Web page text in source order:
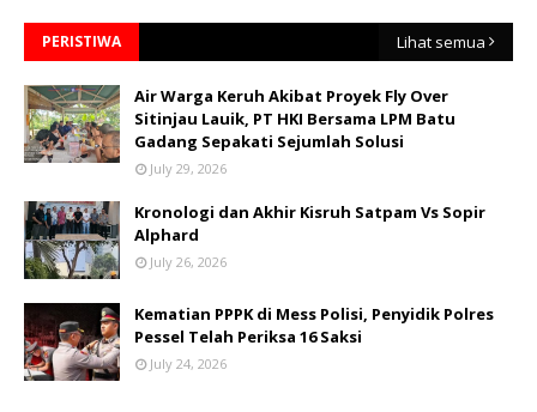
PERISTIWA Lihat semua
Air Warga Keruh Akibat Proyek Fly Over
Sitinjau Lauik, PT HKI Bersama LPM Batu
Gadang Sepakati Sejumlah Solusi
July 29, 2026
Kronologi dan Akhir Kisruh Satpam Vs Sopir
Alphard
July 26, 2026
Kematian PPPK di Mess Polisi, Penyidik Polres
Pessel Telah Periksa 16 Saksi
July 24, 2026